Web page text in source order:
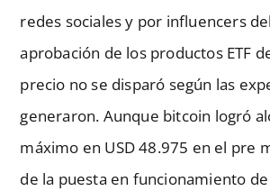
redes sociales y por influencers
aprobación de los productos ETF
precio no se disparó según las
generaron. Aunque bitcoin logró
máximo en USD 48.975 en el pre
de la puesta en funcionamiento